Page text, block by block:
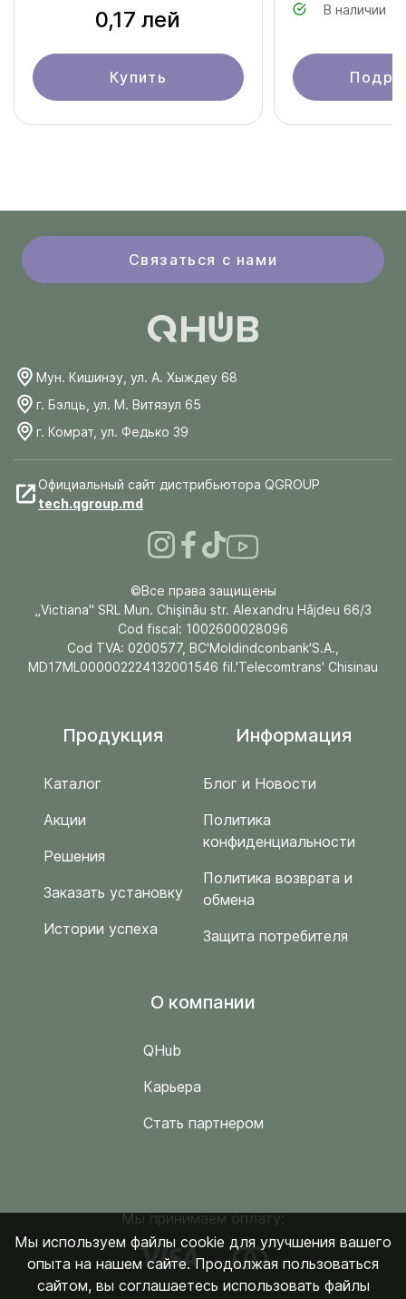
0,17 лей
Купить
В наличии
Связаться с нами
Мун. Кишинэу, ул. А. Хыждеу 68
г. Бэлць, ул. М. Витязул 65
г. Комрат, ул. Федько 39
Официальный сайт дистрибьютора QGROUP
tech.qgroup.md
©Все права защищены
„Victiana" SRL Mun. Chişinău str. Alexandru Hâjdeu 66/3
Cod fiscal: 1002600028096
Cod TVA: 0200577, BC'Moldindconbank'S.A.,
MD17ML000002224132001546 fil.'Telecomtrans' Chisinau
Продукция
Каталог
Акции
Решения
Заказать установку
Истории успеха
Информация
Блог и Новости
Политика
конфиденциальности
Политика возврата и
обмена
Защита потребителя
O компании
QHub
Карьера
Стать партнером
Мы принимаем оплату:
Мы используем файлы cookie для улучшения вашего
опыта на нашем сайте. Продолжая пользоваться
сайтом, вы соглашаетесь использовать файлы